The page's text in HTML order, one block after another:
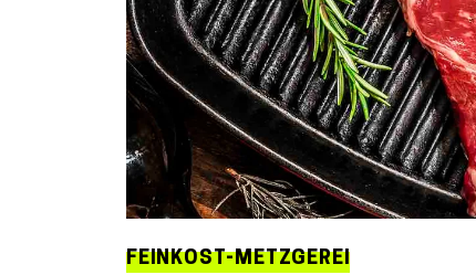
FEINKOST-METZGEREI